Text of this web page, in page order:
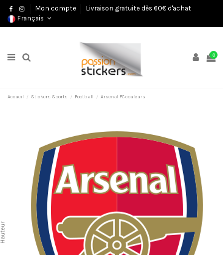
Mon compte
Livraison gratuite dès 60€ d'achat
Français
0
Accueil Stickers Sports Football Arsenal FC couleurs